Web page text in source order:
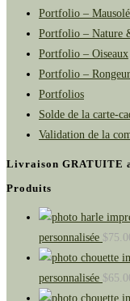
Portfolio –
Portfolio – Nature
Portfolio – Oiseaux
Portfolio –
Portfolios
Solde de la carte-
Validation de la
Livraison GRATUITE
Produits
personnalisée $
personnalisée $